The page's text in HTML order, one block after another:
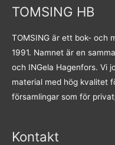
TOMSING HB
TOMSING är ett bok- och
1991. Namnet är en
och INGela Hagenfors. Vi
material med hög kvalitet
församlingar som för
Kontakt